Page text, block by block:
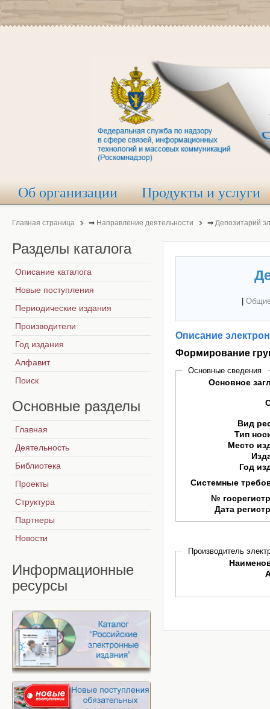
Об организации Продукты и услуги
Главная страница ⇒ Направление деятельности ⇒ Депозитарий
Описание
Формирование
Основные сведения
Основное
Вид
Тип
Место
Год
Системные
№
Дата
Производитель
Разделы каталога
Описание каталога
Новые поступления
Периодические издания
Производители
Год издания
Алфавит
Поиск
Основные разделы
Главная
Деятельность
Библиотека
Проекты
Структура
Партнеры
Новости
Информационные
ресурсы